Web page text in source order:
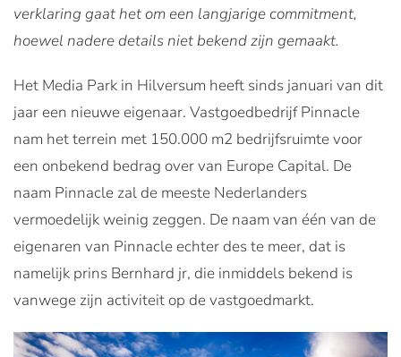
verklaring gaat het om een langjarige commitment,
hoewel nadere details niet bekend zijn gemaakt.
Het Media Park in Hilversum heeft sinds januari van dit
jaar een nieuwe eigenaar. Vastgoedbedrijf Pinnacle
nam het terrein met 150.000 m2 bedrijfsruimte voor
een onbekend bedrag over van Europe Capital. De
naam Pinnacle zal de meeste Nederlanders
vermoedelijk weinig zeggen. De naam van één van de
eigenaren van Pinnacle echter des te meer, dat is
namelijk prins Bernhard jr, die inmiddels bekend is
vanwege zijn activiteit op de vastgoedmarkt.